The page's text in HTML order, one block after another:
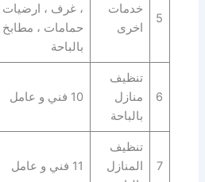
5
خدمات
اخرى
، غرف ، ارضيات
حمامات ، مطابخ
بالباحة
6
تنظيف
منازل
بالباحة
10 فني و عامل
7
تنظيف
المنازل
11 فني و عامل